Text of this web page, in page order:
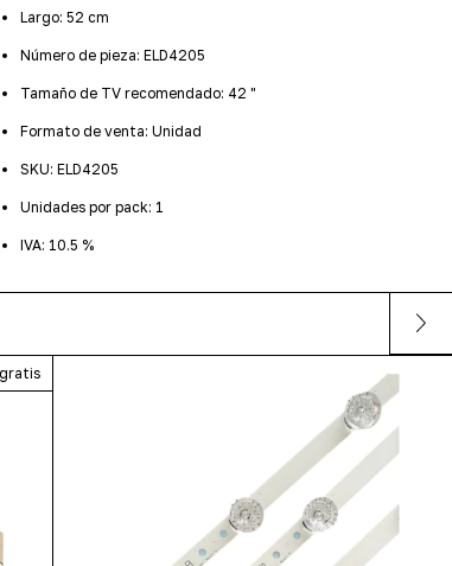
Largo: 52 cm
Número de pieza: ELD4205
Tamaño de TV recomendado: 42 "
Formato de venta: Unidad
SKU: ELD4205
Unidades por pack: 1
IVA: 10.5 %